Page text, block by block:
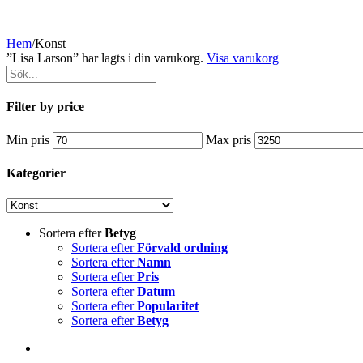
Hem/Konst
”Lisa Larson” har lagts i din varukorg. Visa varukorg
Filter by price
Min pris Max pris
Kategorier
Sortera efterBetyg
Sortera efterFörvald ordning
Sortera efterNamn
Sortera efterPris
Sortera efterDatum
Sortera efterPopularitet
Sortera efterBetyg